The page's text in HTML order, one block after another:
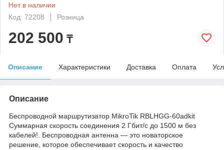
Нет в наличии
Код: 72208
Розница
202 500 ₸
Описание Характеристики Доставка Оплата
Описание
Беспроводной маршрутизатор MikroTik RBLHGG-60adkit
Суммарная скорость соединения 2 Гбит/с до 1500 м без
кабелей!. Беспроводная антенна — это новаторское
решение, которое обеспечивает скорость и качество